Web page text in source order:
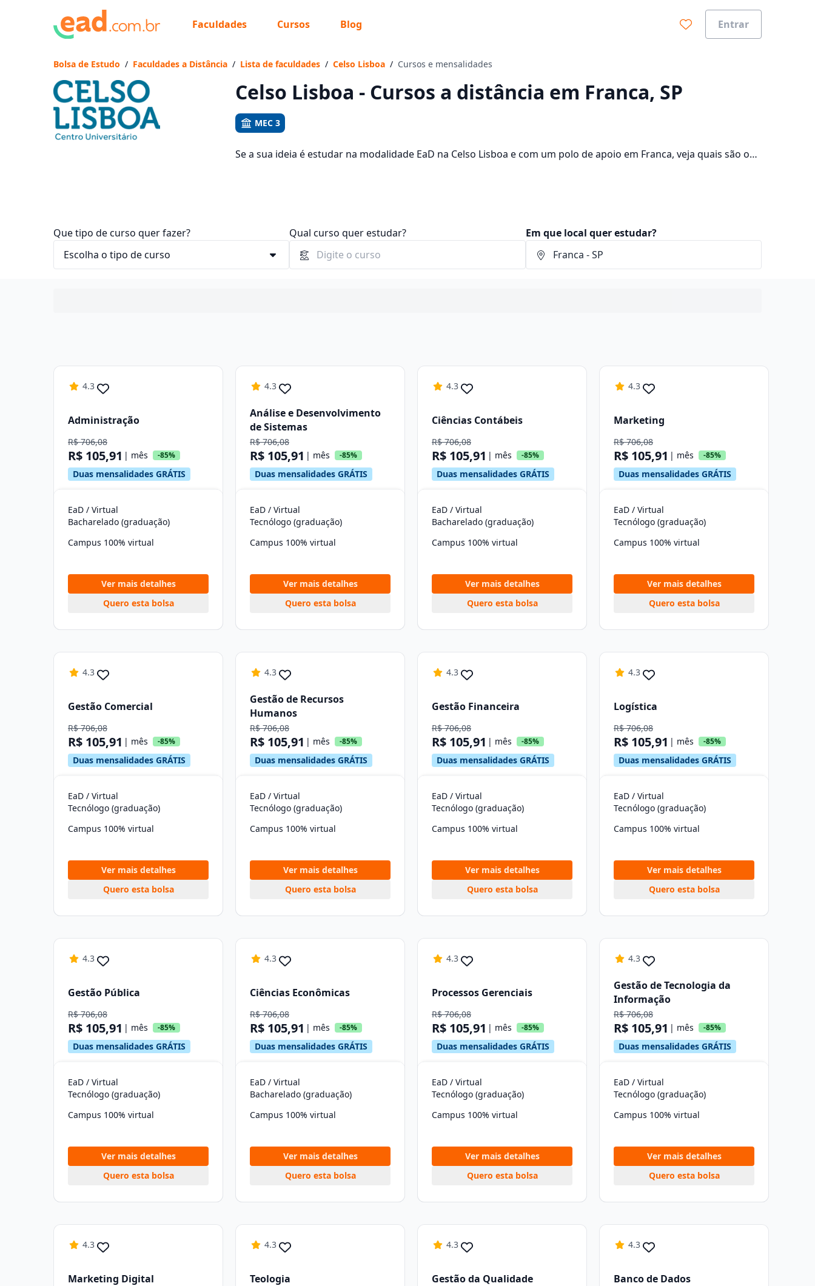
Faculdades Cursos Blog Entrar
Vamos te guiar no caminho ideal para seus estudos
Bolsa de Estudo / Faculdades a Distância / Lista de faculdades / Celso Lisboa / Cursos e mensalidades
Celso Lisboa - Cursos a distância em Franca, SP
MEC 3
Se a sua ideia é estudar na modalidade EaD na Celso Lisboa e com um polo de apoio em Franca, veja quais são os
Que tipo de curso quer fazer? Qual curso quer estudar? Em que local quer estudar?
4.3
Administração
R$ 706,08
R$ 105,91 | mês -85%
Duas mensalidades GRÁTIS
EaD / Virtual
Bacharelado (graduação)
Campus 100% virtual
Ver mais detalhes
Quero esta bolsa
4.3
Análise e Desenvolvimento
de Sistemas
R$ 706,08
R$ 105,91 | mês -85%
Duas mensalidades GRÁTIS
EaD / Virtual
Tecnólogo (graduação)
Campus 100% virtual
Ver mais detalhes
Quero esta bolsa
4.3
Ciências Contábeis
R$ 706,08
R$ 105,91 | mês -85%
Duas mensalidades GRÁTIS
EaD / Virtual
Bacharelado (graduação)
Campus 100% virtual
Ver mais detalhes
Quero esta bolsa
4.3
Marketing
R$ 706,08
R$ 105,91 | mês -85%
Duas mensalidades GRÁTIS
EaD / Virtual
Tecnólogo (graduação)
Campus 100% virtual
Ver mais detalhes
Quero esta bolsa
4.3
Gestão Comercial
R$ 706,08
R$ 105,91 | mês -85%
Duas mensalidades GRÁTIS
EaD / Virtual
Tecnólogo (graduação)
Campus 100% virtual
Ver mais detalhes
Quero esta bolsa
4.3
Gestão de Recursos
Humanos
R$ 706,08
R$ 105,91 | mês -85%
Duas mensalidades GRÁTIS
EaD / Virtual
Tecnólogo (graduação)
Campus 100% virtual
Ver mais detalhes
Quero esta bolsa
4.3
Gestão Financeira
R$ 706,08
R$ 105,91 | mês -85%
Duas mensalidades GRÁTIS
EaD / Virtual
Tecnólogo (graduação)
Campus 100% virtual
Ver mais detalhes
Quero esta bolsa
4.3
Logística
R$ 706,08
R$ 105,91 | mês -85%
Duas mensalidades GRÁTIS
EaD / Virtual
Tecnólogo (graduação)
Campus 100% virtual
Ver mais detalhes
Quero esta bolsa
4.3
Gestão Pública
R$ 706,08
R$ 105,91 | mês -85%
Duas mensalidades GRÁTIS
EaD / Virtual
Tecnólogo (graduação)
Campus 100% virtual
Ver mais detalhes
Quero esta bolsa
4.3
Ciências Econômicas
R$ 706,08
R$ 105,91 | mês -85%
Duas mensalidades GRÁTIS
EaD / Virtual
Bacharelado (graduação)
Campus 100% virtual
Ver mais detalhes
Quero esta bolsa
4.3
Processos Gerenciais
R$ 706,08
R$ 105,91 | mês -85%
Duas mensalidades GRÁTIS
EaD / Virtual
Tecnólogo (graduação)
Campus 100% virtual
Ver mais detalhes
Quero esta bolsa
4.3
Gestão de Tecnologia da
Informação
R$ 706,08
R$ 105,91 | mês -85%
Duas mensalidades GRÁTIS
EaD / Virtual
Tecnólogo (graduação)
Campus 100% virtual
Ver mais detalhes
Quero esta bolsa
4.3
Marketing Digital
4.3
Teologia
4.3
Gestão da Qualidade
4.3
Banco de Dados